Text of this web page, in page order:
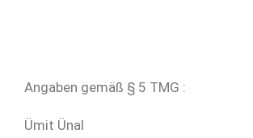
Angaben gemäß § 5 TMG :
Ümit Ünal